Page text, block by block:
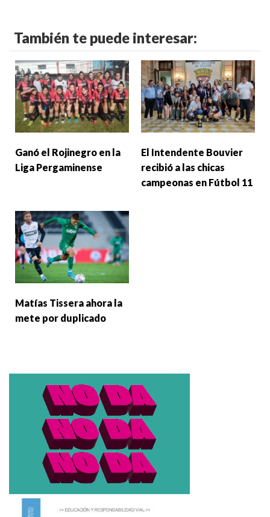
También te puede interesar:
Ganó el Rojinegro en la
Liga Pergaminense
El Intendente Bouvier
recibió a las chicas
campeonas en Fútbol 11
Matías Tissera ahora la
mete por duplicado